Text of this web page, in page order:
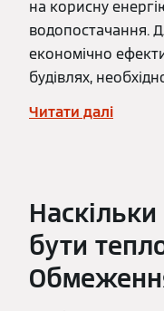
на корисну
водопостачання.
економічно
будівлях,
Читати далі
бути